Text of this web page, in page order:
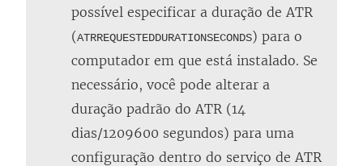
possível especificar a duração de ATR
(ATRREQUESTEDDURATIONSECONDS) para o
computador em que está instalado. Se
necessário, você pode alterar a
duração padrão do ATR (14
dias/1209600 segundos) para uma
configuração dentro do serviço de ATR